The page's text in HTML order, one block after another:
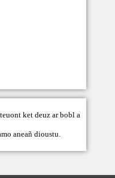
ket deuz ar bobl a
aneañ dioustu.